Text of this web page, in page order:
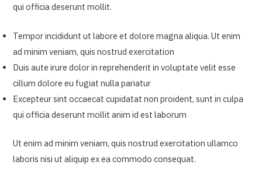
qui officia deserunt mollit.
Tempor incididunt ut labore et dolore magna aliqua. Ut enim
ad minim veniam, quis nostrud exercitation
Duis aute irure dolor in reprehenderit in voluptate velit esse
cillum dolore eu fugiat nulla pariatur
Excepteur sint occaecat cupidatat non proident, sunt in culpa
qui officia deserunt mollit anim id est laborum
Ut enim ad minim veniam, quis nostrud exercitation ullamco
laboris nisi ut aliquip ex ea commodo consequat.